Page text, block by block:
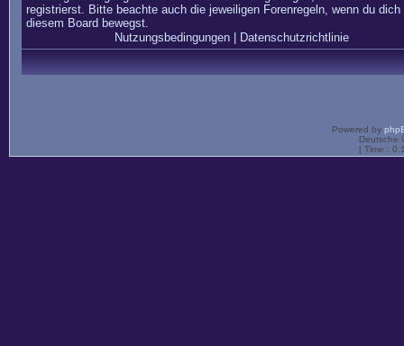
registrierst. Bitte beachte auch die jeweiligen Forenregeln, wenn du dich
diesem Board bewegst.
Nutzungsbedingungen| Datenschutzrichtlinie
Powered by
Deutsche
[ Time :